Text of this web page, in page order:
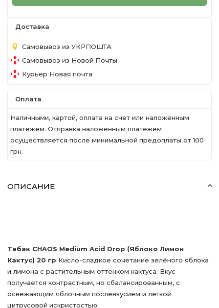
Доставка
Самовывоз из УКРПОШТА
Самовывоз из Новой Почты
Курьер Новая почта
Оплата
Наличными, картой, оплата на счет или наложенным
платежем. Отправка наложенным платежем
осуществляется после минимальной предоплаты от 100
грн.
ОПИСАНИЕ
Табак CHAOS Medium Acid Drop (Яблоко Лимон
Кактус) 20 гр Кисло-сладкое сочетание зелёного яблока
и лимона с растительным оттенком кактуса. Вкус
получается контрастным, но сбалансированным, с
освежающим яблочным послевкусием и лёгкой
цитрусовой искристостью.